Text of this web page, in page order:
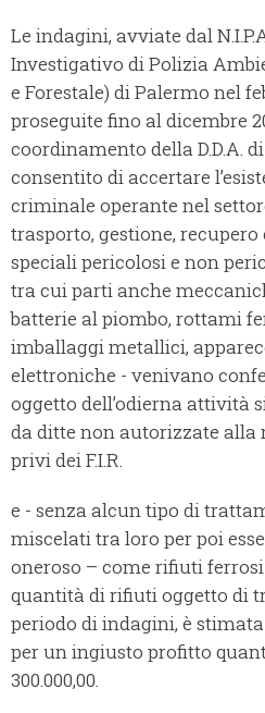
Le indagini, avviate dal
Investigativo di Polizia
e Forestale) di Palermo nel
proseguite fino al dicembre
coordinamento della D.D.A.
consentito di accertare
criminale operante nel
trasporto, gestione,
speciali pericolosi e non
tra cui parti anche
batterie al piombo, rottami
imballaggi metallici,
elettroniche - venivano
oggetto dell’odierna attività
da ditte non autorizzate alla
privi dei F.I.R.
e - senza alcun tipo di
miscelati tra loro per poi
oneroso – come rifiuti
quantità di rifiuti oggetto di
periodo di indagini, è
per un ingiusto profitto
300.000,00.